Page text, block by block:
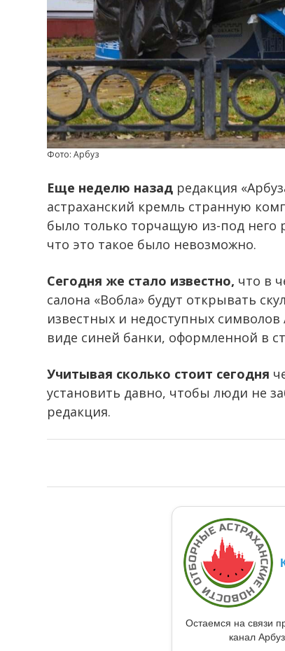
Фото: Арбуз
Еще неделю назад редакция
астраханский кремль странную
было только торчащую из-под него
что это такое было невозможно.
Сегодня же стало известно, что в
салона «Вобла» будут открывать
известных и недоступных
виде синей банки, оформленной в
Учитывая сколько стоит сегодня
установить давно, чтобы люди не
редакция.
Остаемся на связи
канал